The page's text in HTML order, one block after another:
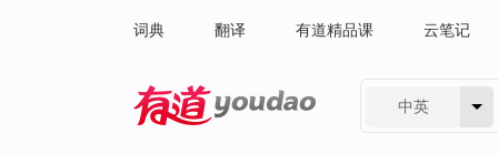
词典 翻译 有道精品课 云笔记
中英